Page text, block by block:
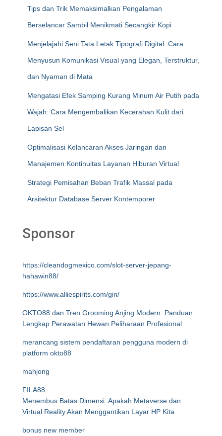
Tips dan Trik Memaksimalkan Pengalaman
Berselancar Sambil Menikmati Secangkir Kopi
Menjelajahi Seni Tata Letak Tipografi Digital: Cara
Menyusun Komunikasi Visual yang Elegan, Terstruktur,
dan Nyaman di Mata
Mengatasi Efek Samping Kurang Minum Air Putih pada
Wajah: Cara Mengembalikan Kecerahan Kulit dari
Lapisan Sel
Optimalisasi Kelancaran Akses Jaringan dan
Manajemen Kontinuitas Layanan Hiburan Virtual
Strategi Pemisahan Beban Trafik Massal pada
Arsitektur Database Server Kontemporer
Sponsor
https://cleandogmexico.com/slot-server-jepang-
hahawin88/
https://www.alliespirits.com/gin/
OKTO88 dan Tren Grooming Anjing Modern: Panduan
Lengkap Perawatan Hewan Peliharaan Profesional
merancang sistem pendaftaran pengguna modern di
platform okto88
mahjong
FILA88
Menembus Batas Dimensi: Apakah Metaverse dan
Virtual Reality Akan Menggantikan Layar HP Kita
bonus new member